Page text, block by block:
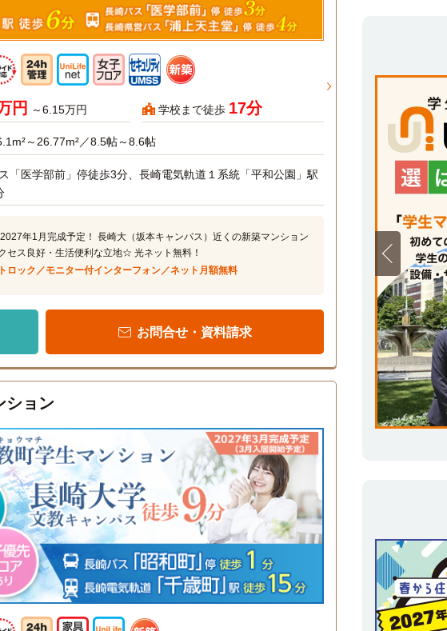
円 ～6.15万円 学校まで徒歩 17分
～26.77m²／8.5帖～8.6帖
「医学部前」停徒歩3分、長崎電気軌道１系統「平和公園」駅
2027年1月完成予定！ 長崎大（坂本キャンパス）近くの新築マンション
セス良好・生活便利な立地☆ 光ネット無料！
ロック／モニター付インターフォン／ネット月額無料
お問合せ・資料請求
ション